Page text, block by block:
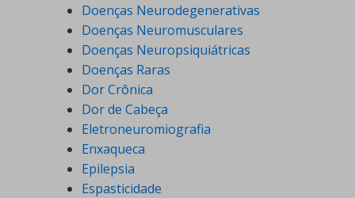
Doenças Neurodegenerativas
Doenças Neuromusculares
Doenças Neuropsiquiátricas
Doenças Raras
Dor Crônica
Dor de Cabeça
Eletroneuromiografia
Enxaqueca
Epilepsia
Espasticidade